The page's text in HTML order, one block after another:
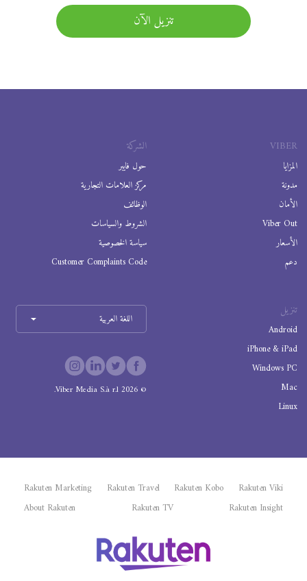
تنزيل الآن
VIBER
المزايا
مدونة
الأمان
Viber Out
الأسعار
دعم
الشركة
حول فايبر
مركز العلامات التجارية
الوظائف
الشروط والسياسات
سياسة الخصوصية
Customer Complaints Code
تنزيل
Android
iPhone & iPad
Windows PC
Mac
Linux
اللغة العربية
©
2026
Viber Media S.à r.l.
Rakuten Viki
Rakuten Kobo
Rakuten Travel
Rakuten Marketing
Rakuten Insight
Rakuten TV
About Rakuten